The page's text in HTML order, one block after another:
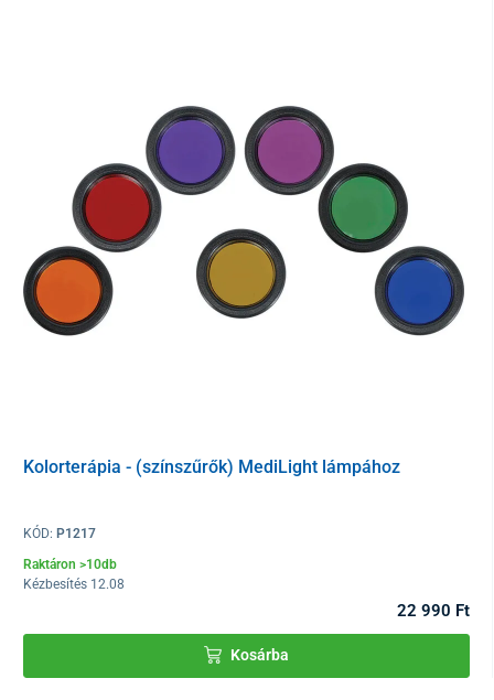
stabilitásának köszönhetően bebiztosítja a lámpa biztonságos
Kolorterápia - (színszűrők) MediLight lámpához
KÓD: P1217
Raktáron >10db
Kézbesítés 12.08
22 990 Ft
Kosárba